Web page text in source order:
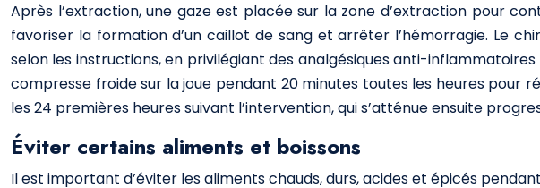
Après l’extraction, une gaze est placée sur la zone d’extraction pour
favoriser la formation d’un caillot de sang et arrêter l’hémorragie. Le
selon les instructions, en privilégiant des analgésiques anti-
compresse froide sur la joue pendant 20 minutes toutes les heures pour
les 24 premières heures suivant l’intervention, qui s’atténue ensuite
Éviter certains aliments et boissons
Il est important d’éviter les aliments chauds, durs, acides et épicés